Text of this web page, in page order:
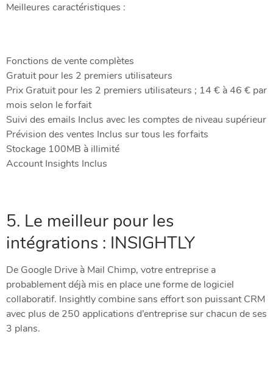
Meilleures caractéristiques :
Fonctions de vente complètes
Gratuit pour les 2 premiers utilisateurs
Prix Gratuit pour les 2 premiers utilisateurs ; 14 € à 46 € par
mois selon le forfait
Suivi des emails Inclus avec les comptes de niveau supérieur
Prévision des ventes Inclus sur tous les forfaits
Stockage 100MB à illimité
Account Insights Inclus
5. Le meilleur pour les
intégrations : INSIGHTLY
De Google Drive à Mail Chimp, votre entreprise a
probablement déjà mis en place une forme de logiciel
collaboratif. Insightly combine sans effort son puissant CRM
avec plus de 250 applications d’entreprise sur chacun de ses
3 plans.